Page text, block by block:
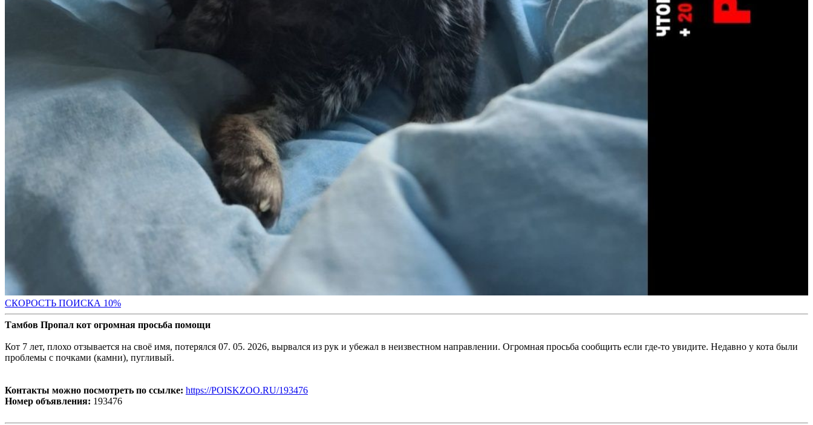
СКОРОСТЬ ПОИСКА 10%
Тамбов Пропал кот огромная просьба помощи
Кот 7 лет, плохо отзывается на своё имя, потерялся 07. 05. 2026, вырвался из рук и убежал в неизвестном направлении. Огромная просьба сообщить если где-то увидите. Недавно у кота были
проблемы с почками (камни), пугливый.
Контакты можно посмотреть по ссылке: https://POISKZOO.RU/193476
Номер объявления: 193476